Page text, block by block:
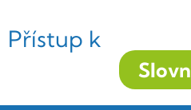
Přístup k